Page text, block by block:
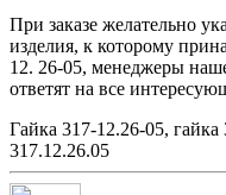
При заказе желательно
изделия, к которому
12. 26-05, менеджеры
ответят на все
Гайка 317-12.26-05, гайка
317.12.26.05